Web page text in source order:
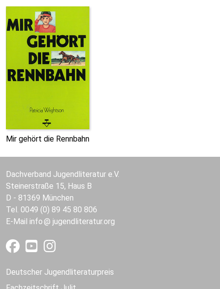
Mir gehört die Rennbahn
Dachverband Jugendliteratur e.V.
Steinerstraße 15, Haus B
D - 81369 München
Tel. 0049 (0) 89 45 80 806
E-Mail info jugendliteratur.org
Deutscher Jugendliteraturpreis